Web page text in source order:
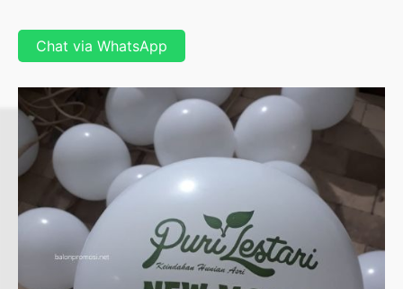
Chat via WhatsApp